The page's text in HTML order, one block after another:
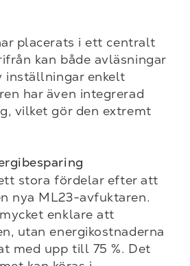
placerats i ett centralt
kan både avläsningar
inställningar enkelt
har även integrerad
vilket gör den extremt
stora fördelar efter att
nya ML23-avfuktaren.
enklare att
utan energikostnaderna
med upp till 75 %. Det